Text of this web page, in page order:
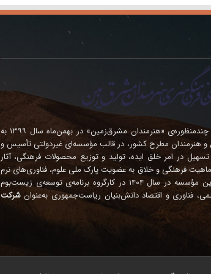
مؤسسه فرهنگی – هنری چندمنظوره‌ی «هنرمندان مشرق‌زمین» در بهمن‌ماه سال ۱۳۹۹ به
هنرمندان مطرح کشور، در قالب مؤسسه‌ای غیردولتی تأسیس و
سال ۱۴۰۱ باهدف تسهیل در امر خلق ایده، تولید و توزیع محصولات فرهنگی، آثار
فرهنگی و خلاق به عضویت پارک ملی علوم، فناوری‌های نرم
و صنایع فرهنگی درآمد. این مؤسسه در سال ۱۴۰۴ در کارگروه برنامه‌ی توسعه‌ی زیست‌بوم
فناوری و اقتصاد دانش‌بنیان ریاست‌جمهوری به‌عنوانشرکت